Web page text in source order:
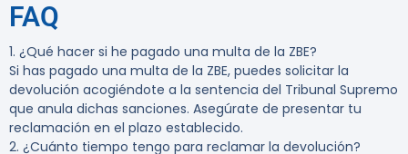
FAQ
1. ¿Qué hacer si he pagado una multa de la ZBE?
Si has pagado una multa de la ZBE, puedes solicitar la
devolución acogiéndote a la sentencia del Tribunal Supremo
que anula dichas sanciones. Asegúrate de presentar tu
reclamación en el plazo establecido.
2. ¿Cuánto tiempo tengo para reclamar la devolución?